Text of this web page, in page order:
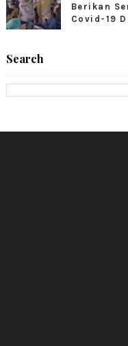
Berikan
Covid-19
Search